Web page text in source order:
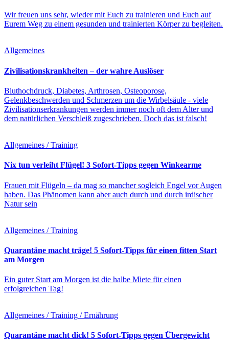
Wir freuen uns sehr, wieder mit Euch zu trainieren und Euch auf
Eurem Weg zu einem gesunden und trainierten Körper zu begleiten.
Allgemeines
Zivilisationskrankheiten – der wahre Auslöser
Bluthochdruck, Diabetes, Arthrosen, Osteoporose,
Gelenkbeschwerden und Schmerzen um die Wirbelsäule - viele
Zivilisationserkrankungen werden immer noch oft dem Alter und
dem natürlichen Verschleiß zugeschrieben. Doch das ist falsch!
Allgemeines / Training
Nix tun verleiht Flügel! 3 Sofort-Tipps gegen Winkearme
Frauen mit Flügeln – da mag so mancher sogleich Engel vor Augen
haben. Das Phänomen kann aber auch durch und durch irdischer
Natur sein
Allgemeines / Training
Quarantäne macht träge! 5 Sofort-Tipps für einen fitten Start
am Morgen
Ein guter Start am Morgen ist die halbe Miete für einen
erfolgreichen Tag!
Allgemeines / Training / Ernährung
Quarantäne macht dick! 5 Sofort-Tipps gegen Übergewicht